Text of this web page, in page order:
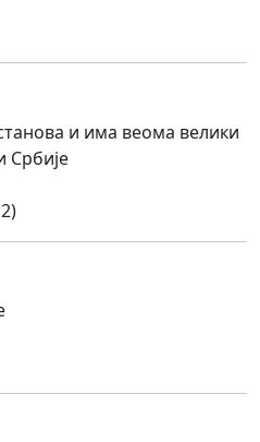
и има веома велики
Србије